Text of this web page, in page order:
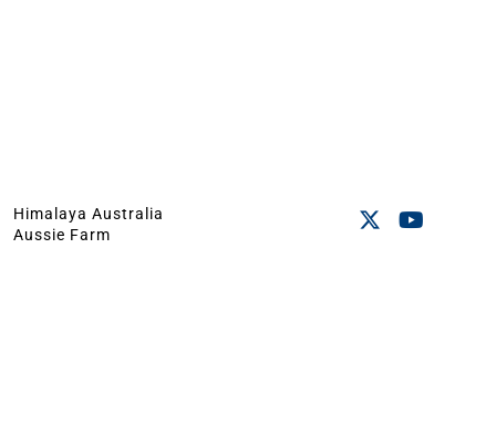
Himalaya Australia
Aussie Farm